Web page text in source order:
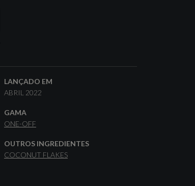
LANÇADO EM
ABRIL 2022
GAMA
ONE-OFF
OUTROS INGREDIENTES
COCONUT FLAKES